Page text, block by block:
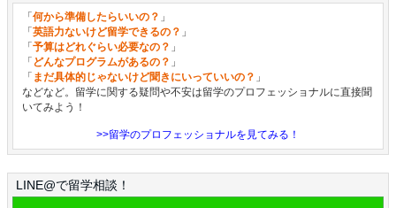
「 何から準備したらいいの？ 」
「 英語力ないけど留学できるの？ 」
「 予算はどれぐらい必要なの？ 」
「 どんなプログラムがあるの？ 」
「 まだ具体的じゃないけど聞きにいっていいの？ 」
などなど。留学に関する疑問や不安は留学のプロフェッショナルに直接聞
いてみよう！
>>留学のプロフェッショナルを見てみる！
LINE@で留学相談！